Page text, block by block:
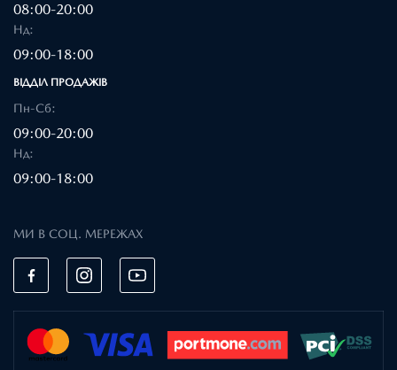
08:00-20:00
Нд:
09:00-18:00
ВІДДІЛ ПРОДАЖІВ
Пн-Сб:
09:00-20:00
Нд:
09:00-18:00
МИ В СОЦ. МЕРЕЖАХ